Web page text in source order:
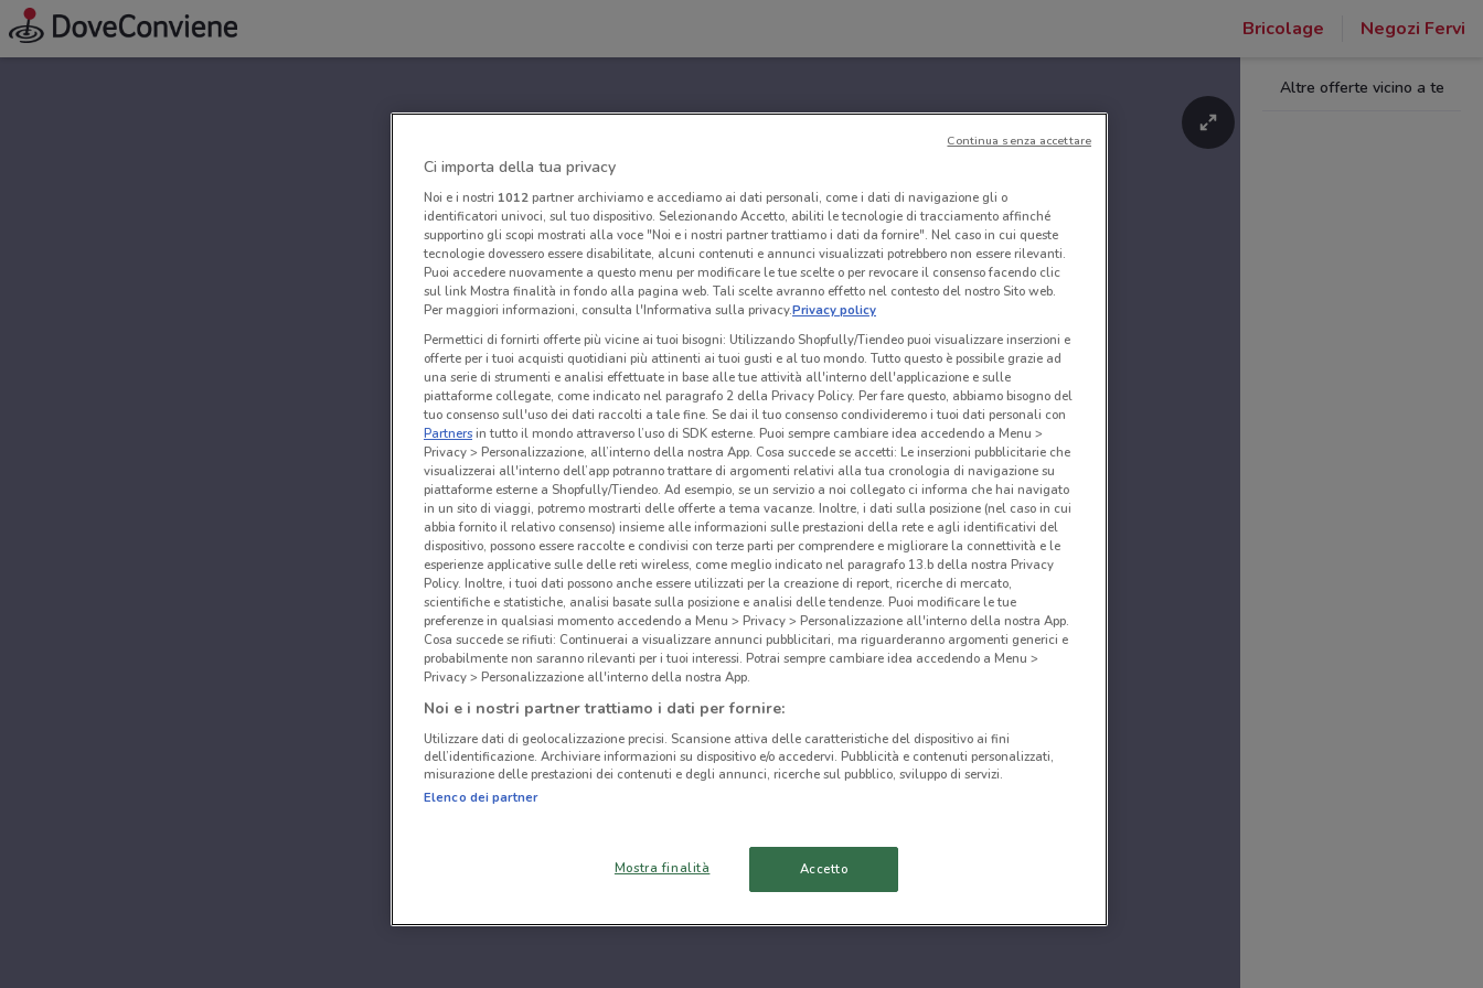
Bricolage Negozi Fervi
Altre offerte vicino a te
Ci importa della tua privacy
Noi e i nostri 1012partner archiviamo e accediamo ai dati personali, come i dati di navigazione gli o
identificatori univoci, sul tuo dispositivo. Selezionando Accetto, abiliti le tecnologie di tracciamento affinché
supportino gli scopi mostrati alla voce "Noi e i nostri partner trattiamo i dati da fornire". Nel caso in cui queste
tecnologie dovessero essere disabilitate, alcuni contenuti e annunci visualizzati potrebbero non essere rilevanti.
Puoi accedere nuovamente a questo menu per modificare le tue scelte o per revocare il consenso facendo clic
sul link Mostra finalità in fondo alla pagina web. Tali scelte avranno effetto nel contesto del nostro Sito web.
Per maggiori informazioni, consulta l'Informativa sulla privacy.Privacy policy
Permettici di fornirti offerte più vicine ai tuoi bisogni: Utilizzando Shopfully/Tiendeo puoi visualizzare inserzioni e
offerte per i tuoi acquisti quotidiani più attinenti ai tuoi gusti e al tuo mondo. Tutto questo è possibile grazie ad
una serie di strumenti e analisi effettuate in base alle tue attività all'interno dell'applicazione e sulle
piattaforme collegate, come indicato nel paragrafo 2 della Privacy Policy. Per fare questo, abbiamo bisogno del
tuo consenso sull'uso dei dati raccolti a tale fine. Se dai il tuo consenso condivideremo i tuoi dati personali con
Partnersin tutto il mondo attraverso l’uso di SDK esterne. Puoi sempre cambiare idea accedendo a Menu >
Privacy > Personalizzazione, all’interno della nostra App. Cosa succede se accetti: Le inserzioni pubblicitarie che
visualizzerai all'interno dell’app potranno trattare di argomenti relativi alla tua cronologia di navigazione su
piattaforme esterne a Shopfully/Tiendeo. Ad esempio, se un servizio a noi collegato ci informa che hai navigato
in un sito di viaggi, potremo mostrarti delle offerte a tema vacanze. Inoltre, i dati sulla posizione (nel caso in cui
abbia fornito il relativo consenso) insieme alle informazioni sulle prestazioni della rete e agli identificativi del
dispositivo, possono essere raccolte e condivisi con terze parti per comprendere e migliorare la connettività e le
esperienze applicative sulle delle reti wireless, come meglio indicato nel paragrafo 13.b della nostra Privacy
Policy. Inoltre, i tuoi dati possono anche essere utilizzati per la creazione di report, ricerche di mercato,
scientifiche e statistiche, analisi basate sulla posizione e analisi delle tendenze. Puoi modificare le tue
preferenze in qualsiasi momento accedendo a Menu > Privacy > Personalizzazione all'interno della nostra App.
Cosa succede se rifiuti: Continuerai a visualizzare annunci pubblicitari, ma riguarderanno argomenti generici e
probabilmente non saranno rilevanti per i tuoi interessi. Potrai sempre cambiare idea accedendo a Menu >
Privacy > Personalizzazione all'interno della nostra App.
Noi e i nostri partner trattiamo i dati per fornire:
Utilizzare dati di geolocalizzazione precisi. Scansione attiva delle caratteristiche del dispositivo ai fini
dell’identificazione. Archiviare informazioni su dispositivo e/o accedervi. Pubblicità e contenuti personalizzati,
misurazione delle prestazioni dei contenuti e degli annunci, ricerche sul pubblico, sviluppo di servizi.
Elenco dei partner
Mostra finalità Accetto
Continua senza accettare